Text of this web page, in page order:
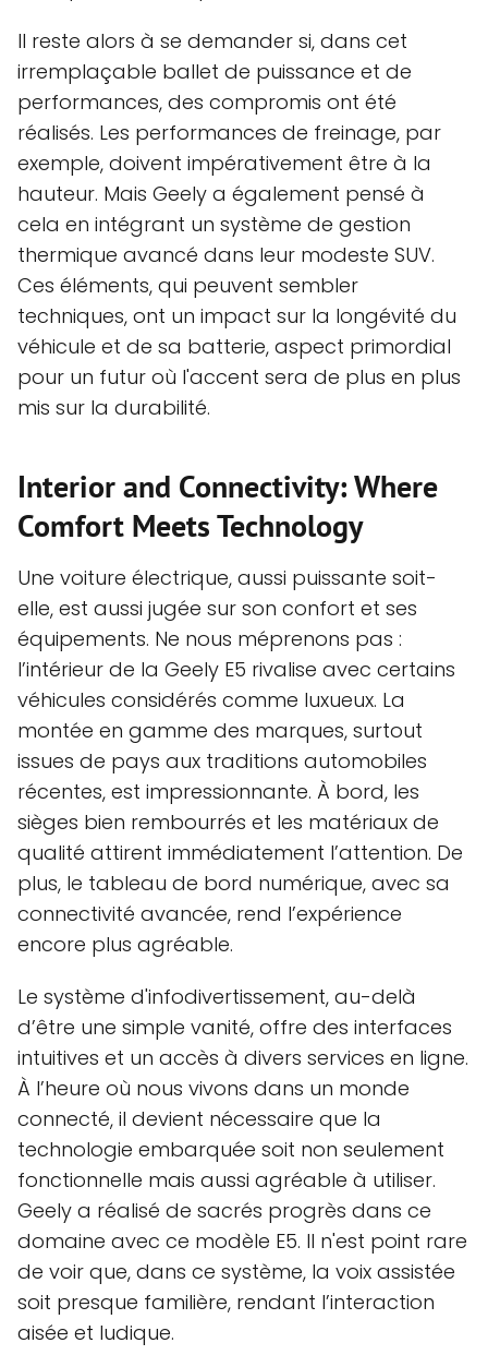
Il reste alors à se demander si, dans cet
irremplaçable ballet de puissance et de
performances, des compromis ont été
réalisés. Les performances de freinage, par
exemple, doivent impérativement être à la
hauteur. Mais Geely a également pensé à
cela en intégrant un système de gestion
thermique avancé dans leur modeste SUV.
Ces éléments, qui peuvent sembler
techniques, ont un impact sur la longévité du
véhicule et de sa batterie, aspect primordial
pour un futur où l'accent sera de plus en plus
mis sur la durabilité.
Interior and Connectivity: Where
Comfort Meets Technology
Une voiture électrique, aussi puissante soit-
elle, est aussi jugée sur son confort et ses
équipements. Ne nous méprenons pas :
l’intérieur de la Geely E5 rivalise avec certains
véhicules considérés comme luxueux. La
montée en gamme des marques, surtout
issues de pays aux traditions automobiles
récentes, est impressionnante. À bord, les
sièges bien rembourrés et les matériaux de
qualité attirent immédiatement l’attention. De
plus, le tableau de bord numérique, avec sa
connectivité avancée, rend l’expérience
encore plus agréable.
Le système d'infodivertissement, au-delà
d’être une simple vanité, offre des interfaces
intuitives et un accès à divers services en ligne.
À l’heure où nous vivons dans un monde
connecté, il devient nécessaire que la
technologie embarquée soit non seulement
fonctionnelle mais aussi agréable à utiliser.
Geely a réalisé de sacrés progrès dans ce
domaine avec ce modèle E5. Il n'est point rare
de voir que, dans ce système, la voix assistée
soit presque familière, rendant l’interaction
aisée et ludique.